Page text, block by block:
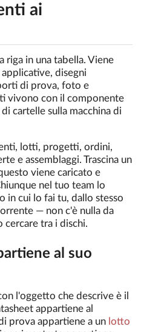
ai
riga in una tabella. Viene
disegni
di prova, foto e
vivono con il componente
cartelle sulla macchina di
lotti, progetti, ordini,
e assemblaggi. Trascina un
viene caricato e
nel tuo team lo
in cui lo fai tu, dallo stesso
— non c'è nulla da
cercare tra i dischi.
al suo
l'oggetto che descrive è il
appartiene al
prova appartiene a un lotto